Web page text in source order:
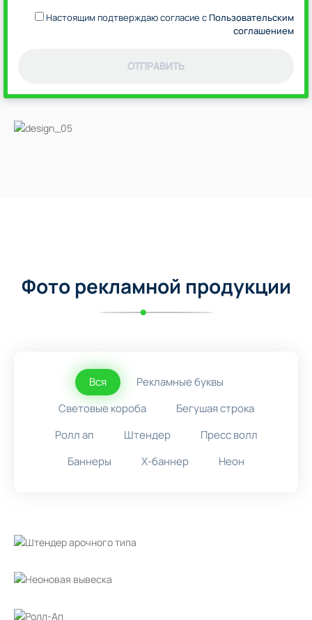
Настоящим подтверждаю согласие сПользовательским
соглашением
ОТПРАВИТЬ
Фото рекламной продукции
Вся
Рекламные буквы
Световые короба
Бегушая строка
Ролл ап
Штендер
Пресс волл
Баннеры
X-баннер Неон